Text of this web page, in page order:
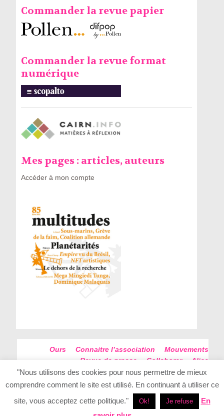
Commander la revue papier
Commander la revue format
numérique
Mes pages : articles, auteurs
Accéder à mon compte
Ours Connaitre l’association
Mouvements
Revue de presse
Collaborer
Alice
Futur Antérieur
Plan du site
"Nous utilisons des cookies pour nous permettre de mieux
comprendre comment le site est utilisé. En continuant à utiliser ce
site, vous acceptez cette politique."
Ok! Je refuse
En